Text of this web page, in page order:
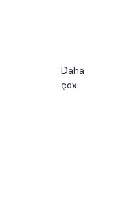
Daha
çox